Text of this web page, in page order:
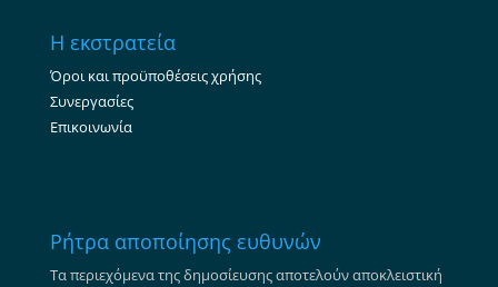
Η εκστρατεία
Όροι και προϋποθέσεις χρήσης
Συνεργασίες
Επικοινωνία
Ρήτρα αποποίησης ευθυνών
Τα περιεχόμενα της δημοσίευσης αποτελούν αποκλειστική